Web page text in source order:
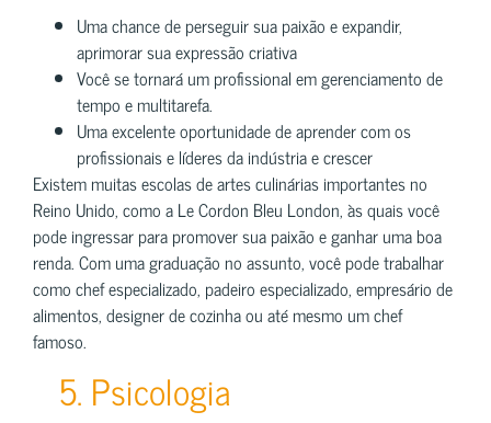
Uma chance de perseguir sua paixão e expandir,
aprimorar sua expressão criativa
Você se tornará um profissional em gerenciamento de
tempo e multitarefa.
Uma excelente oportunidade de aprender com os
profissionais e líderes da indústria e crescer
Existem muitas escolas de artes culinárias importantes no
Reino Unido, como a Le Cordon Bleu London, às quais você
pode ingressar para promover sua paixão e ganhar uma boa
renda. Com uma graduação no assunto, você pode trabalhar
como chef especializado, padeiro especializado, empresário de
alimentos, designer de cozinha ou até mesmo um chef
famoso.
5. Psicologia